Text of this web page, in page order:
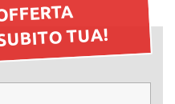
TUA!